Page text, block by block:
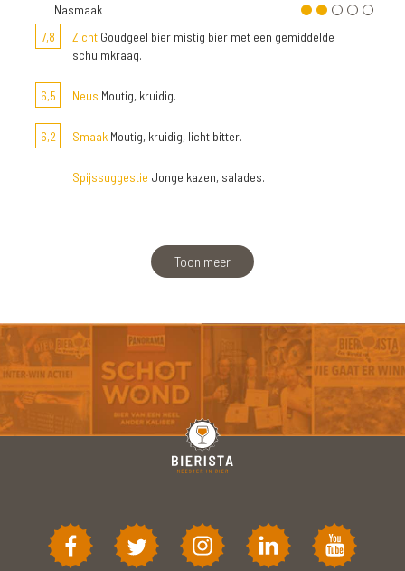
Nasmaak
7,8
Zicht Goudgeel bier mistig bier met een gemiddelde
schuimkraag.
6,5 Neus Moutig, kruidig.
6,2 Smaak Moutig, kruidig, licht bitter.
Spijssuggestie Jonge kazen, salades.
Toon meer